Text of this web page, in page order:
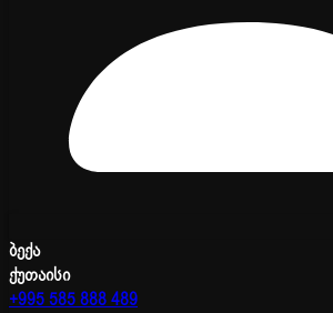
ბექა
ქუთაისი
+995 585 888 489